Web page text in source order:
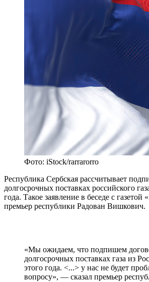
Фото: iStock/rarrarorro
Республика Сербская рассчитывает
долгосрочных поставках российского
года. Такое заявление в беседе с газетой
премьер республики Радован Вишкович.
«Мы ожидаем, что подпишем
долгосрочных поставках газа из
этого года. <...> у нас не будет
вопросу», — сказал премьер